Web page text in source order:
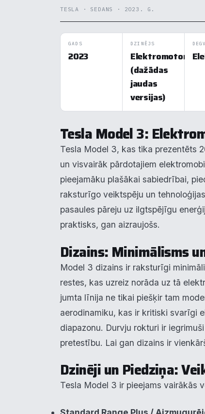
TESLA · SEDANS · 2023. G.
GADS
2023
DZINĒJS
Elektromotors
(dažādas
jaudas
versijas)
Tesla Model 3:
Tesla Model 3, kas tika prezentēts
un visvairāk pārdotajiem
pieejamāku plašākai sabiedrībai,
raksturīgo veiktspēju un
pasaules pāreju uz ilgtspējīgu
praktisks, gan aizraujošs.
Dizains: Minimālisms
Model 3 dizains ir raksturīgi
restes, kas uzreiz norāda uz tā
jumta līnija ne tikai piešķir tam
aerodinamiku, kas ir kritiski svarīgi
diapazonu. Durvju rokturi ir
pretestību. Lai gan dizains ir
Dzinēji un Piedziņa:
Tesla Model 3 ir pieejams vairākās